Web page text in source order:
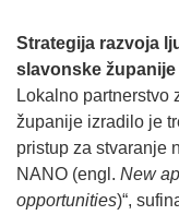
Strategija razvoja
slavonske županije
Lokalno partnerstvo
županije izradilo je
pristup za stvaranje
NANO (engl. New
opportunities)“,